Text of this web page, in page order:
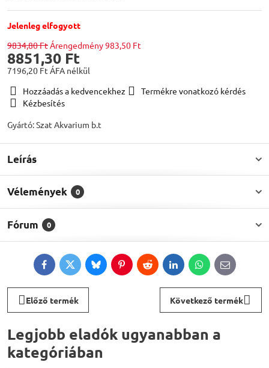
Jelenleg elfogyott
9834,80 FtÁrengedmény983,50 Ft
8851,30 Ft
7196,20 Ft ÁFA nélkül
Hozzáadás a kedvencekhez
Termékre vonatkozó kérdés
Kézbesítés
Gyártó:Szat Akvarium b.t
Leírás
Vélemények 0
Fórum 0
FacebookTwitterBlueskyPinterestRedditLinkedInWhatsApp
E-
mail
Előző termék Következő termék
Legjobb eladók ugyanabban a
kategóriában